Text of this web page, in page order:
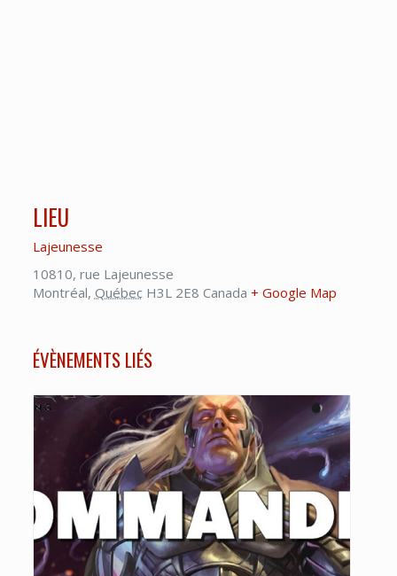
LIEU
Lajeunesse
10810, rue Lajeunesse
Montréal, Québec H3L 2E8 Canada + Google Map
ÉVÈNEMENTS LIÉS